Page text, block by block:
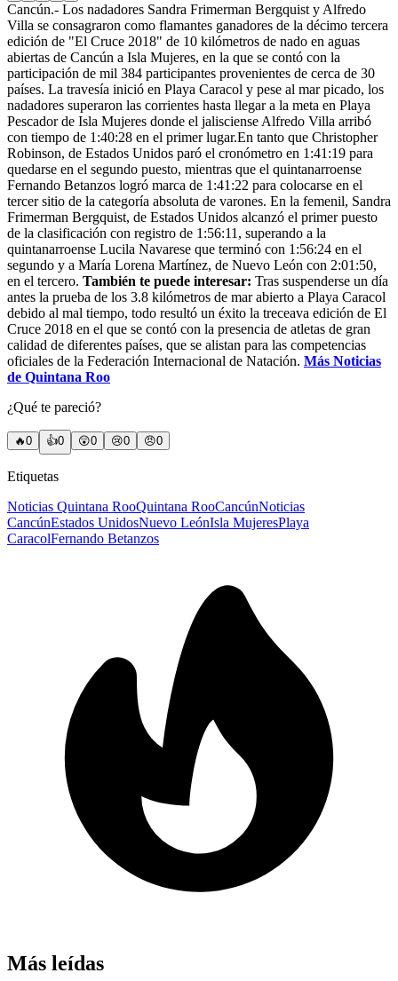
Cancún.- Los nadadores Sandra Frimerman Bergquist y Alfredo
Villa se consagraron como flamantes ganadores de la décimo tercera
edición de "El Cruce 2018" de 10 kilómetros de nado en aguas
abiertas de Cancún a Isla Mujeres, en la que se contó con la
participación de mil 384 participantes provenientes de cerca de 30
países. La travesía inició en Playa Caracol y pese al mar picado, los
nadadores superaron las corrientes hasta llegar a la meta en Playa
Pescador de Isla Mujeres donde el jalisciense Alfredo Villa arribó
con tiempo de 1:40:28 en el primer lugar.En tanto que Christopher
Robinson, de Estados Unidos paró el cronómetro en 1:41:19 para
quedarse en el segundo puesto, mientras que el quintanarroense
Fernando Betanzos logró marca de 1:41:22 para colocarse en el
tercer sitio de la categoría absoluta de varones. En la femenil, Sandra
Frimerman Bergquist, de Estados Unidos alcanzó el primer puesto
de la clasificación con registro de 1:56:11, superando a la
quintanarroense Lucila Navarese que terminó con 1:56:24 en el
segundo y a María Lorena Martínez, de Nuevo León con 2:01:50,
en el tercero. También te puede interesar: Tras suspenderse un día
antes la prueba de los 3.8 kilómetros de mar abierto a Playa Caracol
debido al mal tiempo, todo resultó un éxito la treceava edición de El
Cruce 2018 en el que se contó con la presencia de atletas de gran
calidad de diferentes países, que se alistan para las competencias
oficiales de la Federación Internacional de Natación. Más Noticias
de Quintana Roo
¿Qué te pareció?
🔥0 👍0 😲0 😢0 😠0
Etiquetas
Noticias Quintana RooQuintana RooCancúnNoticias
CancúnEstados UnidosNuevo LeónIsla MujeresPlaya
CaracolFernando Betanzos
Más leídas